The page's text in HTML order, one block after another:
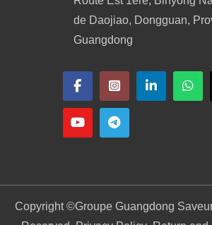
de Daojiao, Dongguan,
Guangdong
Copyright ©Groupe Guangdong